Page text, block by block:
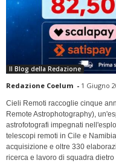
Il Blog della Redazione
Redazione Coelum - 1 Giugno
Cieli Remoti raccoglie cinque
Remote Astrophotography),
astrofotografi impegnati
telescopi remoti in Cile e
acquisizione e oltre 330
ricerca e lavoro di squadra